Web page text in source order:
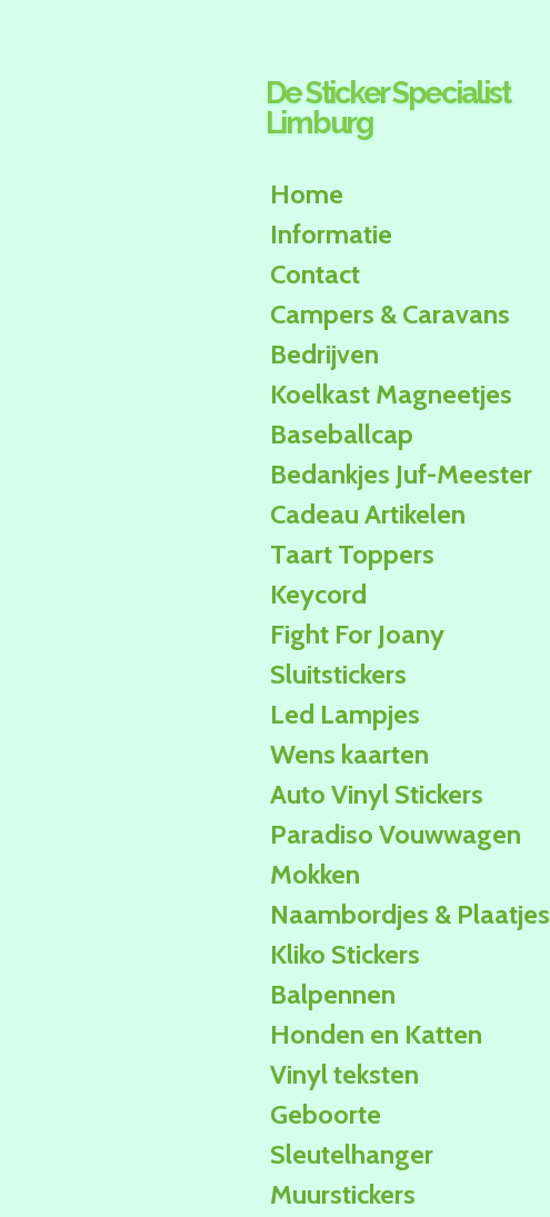
De Sticker Specialist
Limburg
Home
Informatie
Contact
Campers & Caravans
Bedrijven
Koelkast Magneetjes
Baseballcap
Bedankjes Juf-Meester
Cadeau Artikelen
Taart Toppers
Keycord
Fight For Joany
Sluitstickers
Led Lampjes
Wens kaarten
Auto Vinyl Stickers
Paradiso Vouwwagen
Mokken
Naambordjes & Plaatjes
Kliko Stickers
Balpennen
Honden en Katten
Vinyl teksten
Geboorte
Sleutelhanger
Muurstickers